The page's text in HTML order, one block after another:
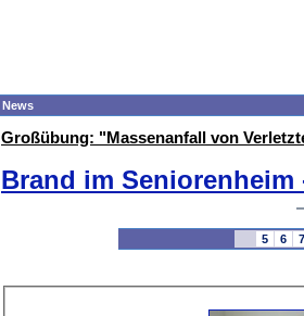
News
Großübung: "Massenanfall von
Brand im Seniorenheim
5 6 7